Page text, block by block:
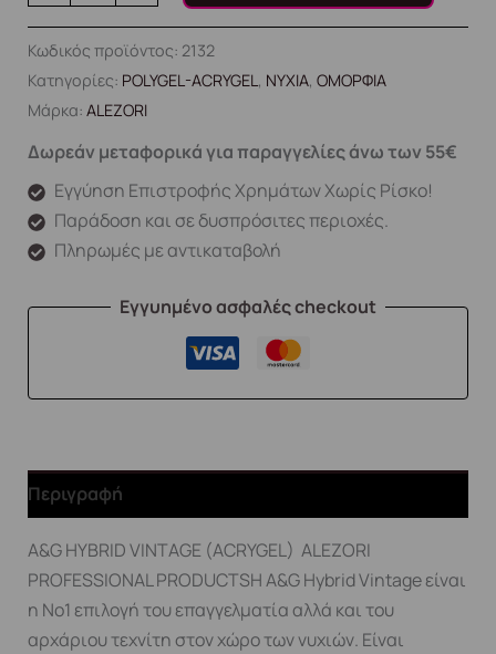
Κωδικός προϊόντος: 2132
Κατηγορίες: POLYGEL-ACRYGEL , ΝΥΧΙΑ, ΟΜΟΡΦΙΑ
Μάρκα: ALEZORI
Δωρεάν μεταφορικά για παραγγελίες άνω των 55€
Εγγύηση Επιστροφής Χρημάτων Χωρίς Ρίσκο!
Παράδοση και σε δυσπρόσιτες περιοχές.
Πληρωμές με αντικαταβολή
Εγγυημένο ασφαλές checkout
Περιγραφή
A&G HYBRID VINTAGE (ACRYGEL) ALEZORI
PROFESSIONAL PRODUCTSΗ A&G Hybrid Vintage είναι
η Nο1 επιλογή του επαγγελματία αλλά και του
αρχάριου τεχνίτη στον χώρο των νυχιών. Είναι